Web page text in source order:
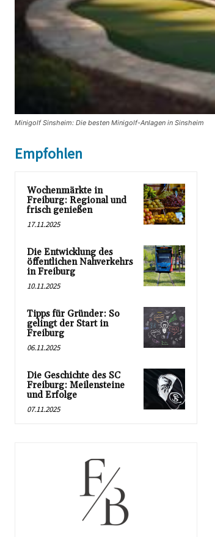
Minigolf Sinsheim: Die besten Minigolf-Anlagen in Sinsheim
Empfohlen
Wochenmärkte in
Freiburg: Regional und
frisch genießen
17.11.2025
Die Entwicklung des
öffentlichen Nahverkehrs
in Freiburg
10.11.2025
Tipps für Gründer: So
gelingt der Start in
Freiburg
06.11.2025
Die Geschichte des SC
Freiburg: Meilensteine
und Erfolge
07.11.2025